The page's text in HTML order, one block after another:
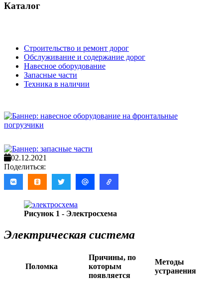
Каталог
Строительство и ремонт дорог
Обслуживание и содержание дорог
Навесное оборудование
Запасные части
Техника в наличии
02.12.2021
Поделиться:
Рисунок 1 - Электросхема
Электрическая система
Поломка
Причины, по
которым
появляется
Методы
устранения